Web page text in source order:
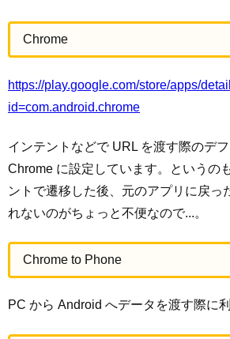
Chrome
https://play.google.com/store/apps/
id=com.android.chrome
インテントなどで URL を渡す際のデ
Chrome に設定しています。というの
ントで遷移した後、元のアプリに戻っ
れないのがちょっと不便なので...。
Chrome to Phone
PC から Android へデータを渡す際に